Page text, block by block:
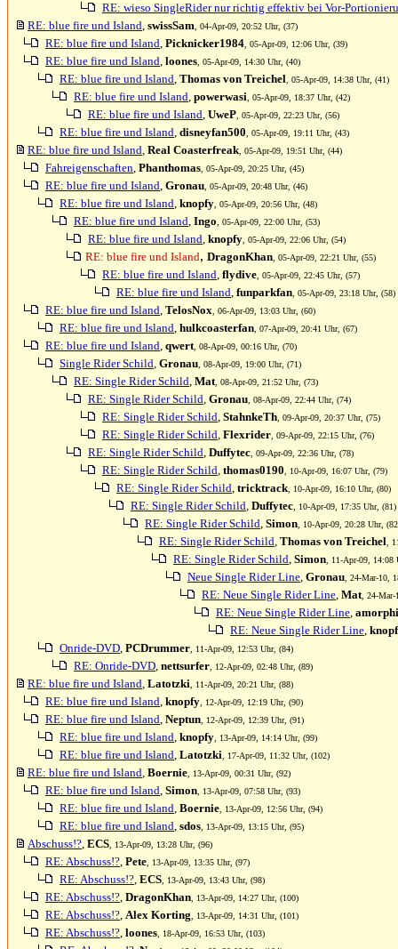
RE: wieso SingleRider nur richtig effektiv bei Vor-
RE: blue fire und Island, swissSam , 04-Apr-09, 20:52 Uhr, (37)
RE: blue fire und Island, Picknicker1984 , 05-Apr-09, 12:06 Uhr, (39)
RE: blue fire und Island, loones , 05-Apr-09, 14:30 Uhr, (40)
RE: blue fire und Island, Thomas von Treichel , 05-Apr-09, 14:38 Uhr, (41)
RE: blue fire und Island, powerwasi , 05-Apr-09, 18:37 Uhr, (42)
RE: blue fire und Island, UweP , 05-Apr-09, 22:23 Uhr, (56)
RE: blue fire und Island, disneyfan500 , 05-Apr-09, 19:11 Uhr, (43)
RE: blue fire und Island, Real Coasterfreak , 05-Apr-09, 19:51 Uhr, (44)
Fahreigenschaften, Phanthomas , 05-Apr-09, 20:25 Uhr, (45)
RE: blue fire und Island, Gronau , 05-Apr-09, 20:48 Uhr, (46)
RE: blue fire und Island, knopfy , 05-Apr-09, 20:56 Uhr, (48)
RE: blue fire und Island, Ingo , 05-Apr-09, 22:00 Uhr, (53)
RE: blue fire und Island, knopfy , 05-Apr-09, 22:06 Uhr, (54)
RE: blue fire und Island, DragonKhan , 05-Apr-09, 22:21 Uhr, (55)
RE: blue fire und Island, flydive , 05-Apr-09, 22:45 Uhr, (57)
RE: blue fire und Island, funparkfan , 05-Apr-09, 23:18 Uhr, (58)
RE: blue fire und Island, TelosNox , 06-Apr-09, 13:03 Uhr, (60)
RE: blue fire und Island, hulkcoasterfan , 07-Apr-09, 20:41 Uhr, (67)
RE: blue fire und Island, qwert , 08-Apr-09, 00:16 Uhr, (70)
Single Rider Schild, Gronau , 08-Apr-09, 19:00 Uhr, (71)
RE: Single Rider Schild, Mat , 08-Apr-09, 21:52 Uhr, (73)
RE: Single Rider Schild, Gronau , 08-Apr-09, 22:44 Uhr, (74)
RE: Single Rider Schild, StahnkeTh , 09-Apr-09, 20:37 Uhr, (75)
RE: Single Rider Schild, Flexrider , 09-Apr-09, 22:15 Uhr, (76)
RE: Single Rider Schild, Duffytec , 09-Apr-09, 22:36 Uhr, (78)
RE: Single Rider Schild, thomas0190 , 10-Apr-09, 16:07 Uhr, (79)
RE: Single Rider Schild, tricktrack , 10-Apr-09, 16:10 Uhr, (80)
RE: Single Rider Schild, Duffytec , 10-Apr-09, 17:35 Uhr, (81)
RE: Single Rider Schild, Simon , 10-Apr-09, 20:28 Uhr,
RE: Single Rider Schild, Thomas von Treichel ,
RE: Single Rider Schild, Simon , 11-Apr-09, 14:08
Neue Single Rider Line, Gronau , 24-Mar-10,
RE: Neue Single Rider Line, Mat , 24-
RE: Neue Single Rider Line,
RE: Neue Single Rider Line,
Onride-DVD, PCDrummer , 11-Apr-09, 12:53 Uhr, (84)
RE: Onride-DVD, nettsurfer , 12-Apr-09, 02:48 Uhr, (89)
RE: blue fire und Island, Latotzki , 11-Apr-09, 20:21 Uhr, (88)
RE: blue fire und Island, knopfy , 12-Apr-09, 12:19 Uhr, (90)
RE: blue fire und Island, Neptun , 12-Apr-09, 12:39 Uhr, (91)
RE: blue fire und Island, knopfy , 13-Apr-09, 14:14 Uhr, (99)
RE: blue fire und Island, Latotzki , 17-Apr-09, 11:32 Uhr, (102)
RE: blue fire und Island, Boernie , 13-Apr-09, 00:31 Uhr, (92)
RE: blue fire und Island, Simon , 13-Apr-09, 07:58 Uhr, (93)
RE: blue fire und Island, Boernie , 13-Apr-09, 12:56 Uhr, (94)
RE: blue fire und Island, sdos , 13-Apr-09, 13:15 Uhr, (95)
Abschuss!?, ECS , 13-Apr-09, 13:28 Uhr, (96)
RE: Abschuss!?, Pete , 13-Apr-09, 13:35 Uhr, (97)
RE: Abschuss!?, ECS , 13-Apr-09, 13:43 Uhr, (98)
RE: Abschuss!?, DragonKhan , 13-Apr-09, 14:27 Uhr, (100)
RE: Abschuss!?, Alex Korting , 13-Apr-09, 14:31 Uhr, (101)
RE: Abschuss!?, loones , 18-Apr-09, 16:53 Uhr, (103)